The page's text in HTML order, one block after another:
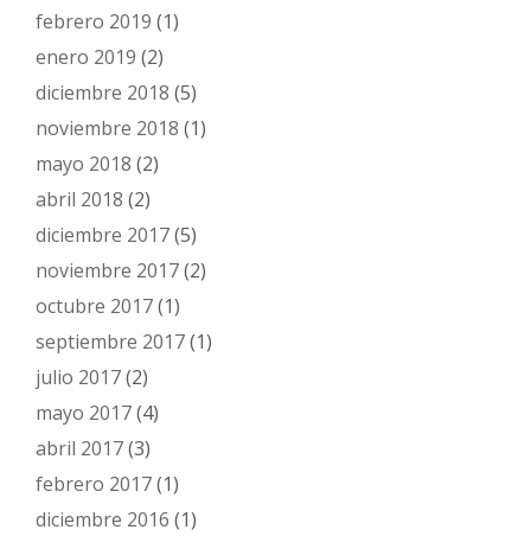
febrero 2019 (1)
enero 2019 (2)
diciembre 2018 (5)
noviembre 2018 (1)
mayo 2018 (2)
abril 2018 (2)
diciembre 2017(5)
noviembre 2017(2)
octubre 2017(1)
septiembre 2017(1)
julio 2017(2)
mayo 2017(4)
abril 2017(3)
febrero 2017(1)
diciembre 2016 (1)